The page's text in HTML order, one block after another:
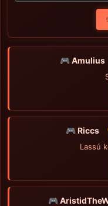
🎮 Amulius
🎮 Riccs
Lassú
🎮